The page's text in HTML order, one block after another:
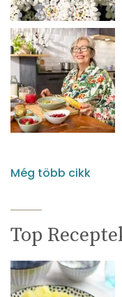
Még több cikk
Top